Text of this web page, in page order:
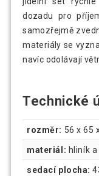
dozadu pro
samozřejmě
materiály se
navíc odolávají
Technické
rozměr: 56 x 65
materiál: hliník a
sedací plocha: